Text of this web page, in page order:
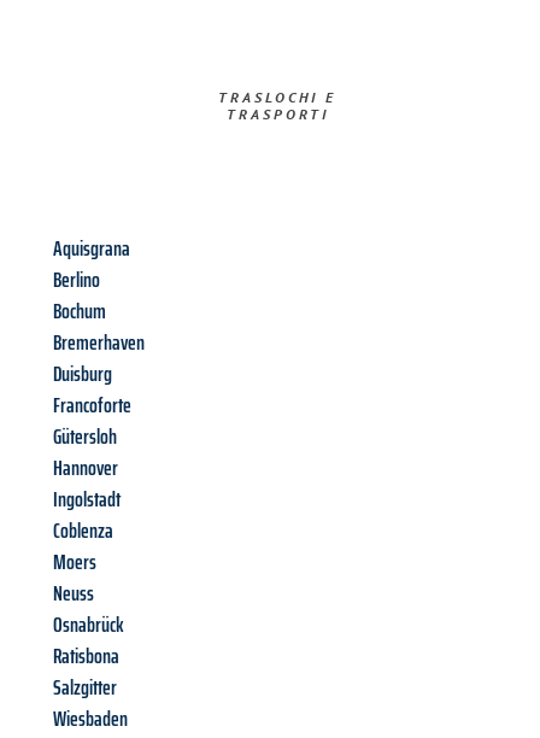
TRASLOCHI E
TRASPORTI​
Aquisgrana
Berlino
Bochum
Bremerhaven
Duisburg
Francoforte
Gütersloh
Hannover
Ingolstadt
Coblenza
Moers
Neuss
Osnabrück
Ratisbona
Salzgitter
Wiesbaden